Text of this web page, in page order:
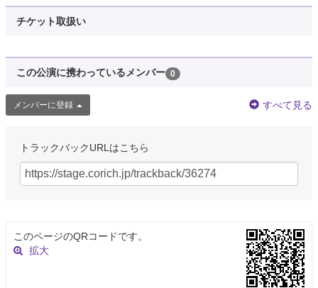
チケット取扱い
この公演に携わっているメンバー 0
メンバーに登録 すべて見る
トラックバックURLはこちら
このページのQRコードです。
拡大